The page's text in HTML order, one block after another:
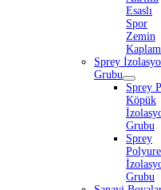
Esaslı
Spor
Zemin
Sprey
Grubu
Sprey
Köpük
Grubu
Sprey
Grubu